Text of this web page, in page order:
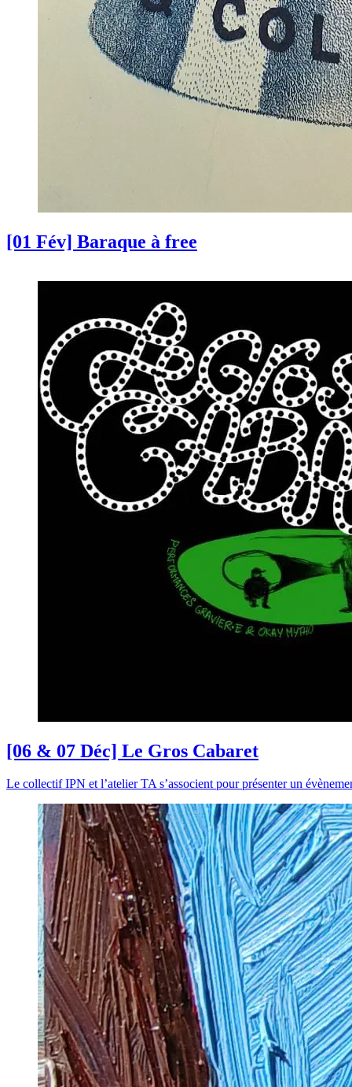
[01 Fév] Baraque à free
[06 & 07 Déc] Le Gros Cabaret
Le collectif IPN et l’atelier TA s’associent pour présenter un